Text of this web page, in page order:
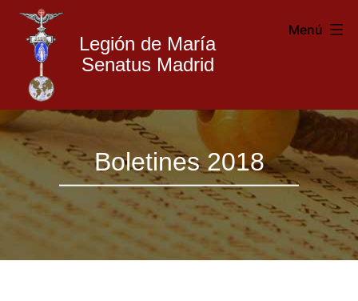
Legión de María
Senatus Madrid
Saltar
contenido
Legión
de
María
Madrid
Menú
Boletines 2018